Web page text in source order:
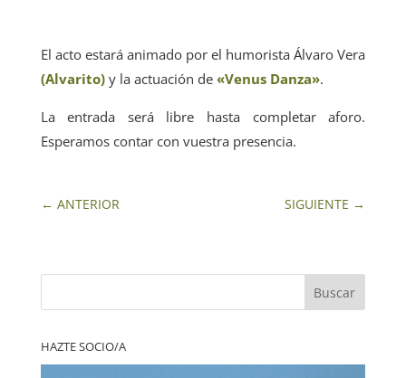
El acto estará animado por el humorista Álvaro Vera
(Alvarito)y la actuación de «Venus Danza».
La entrada será libre hasta completar aforo.
Esperamos contar con vuestra presencia.
← ANTERIOR SIGUIENTE →
Buscar
HAZTE SOCIO/A